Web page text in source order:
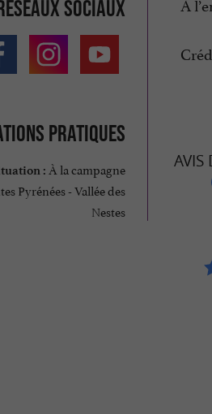
sociaux
pratiques
: À la campagne
Pyrénées - Vallée des
Nestes
AVIS